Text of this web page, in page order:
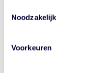
Noodzakelijk
Voorkeuren
Bestuur En Commissies
Reglementen